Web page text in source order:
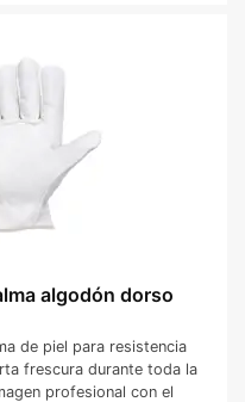
algodón dorso
de piel para resistencia
frescura durante toda la
profesional con el